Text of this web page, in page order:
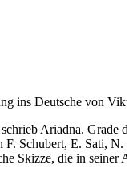
ins Deutsche von
Ariadna. Grade
Schubert, E. Sati,
Skizze, die in seiner